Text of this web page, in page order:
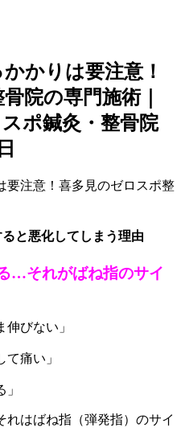
かりは要注意！
院の専門施術｜
ポ鍼灸・整骨院
と悪化してしまう理由
…それがばね指のサイ
伸びない」
て痛い」
れはばね指（弾発指）のサイ